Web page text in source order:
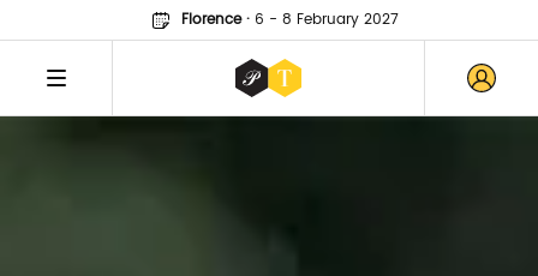
Florence· 6 - 8 February 2027